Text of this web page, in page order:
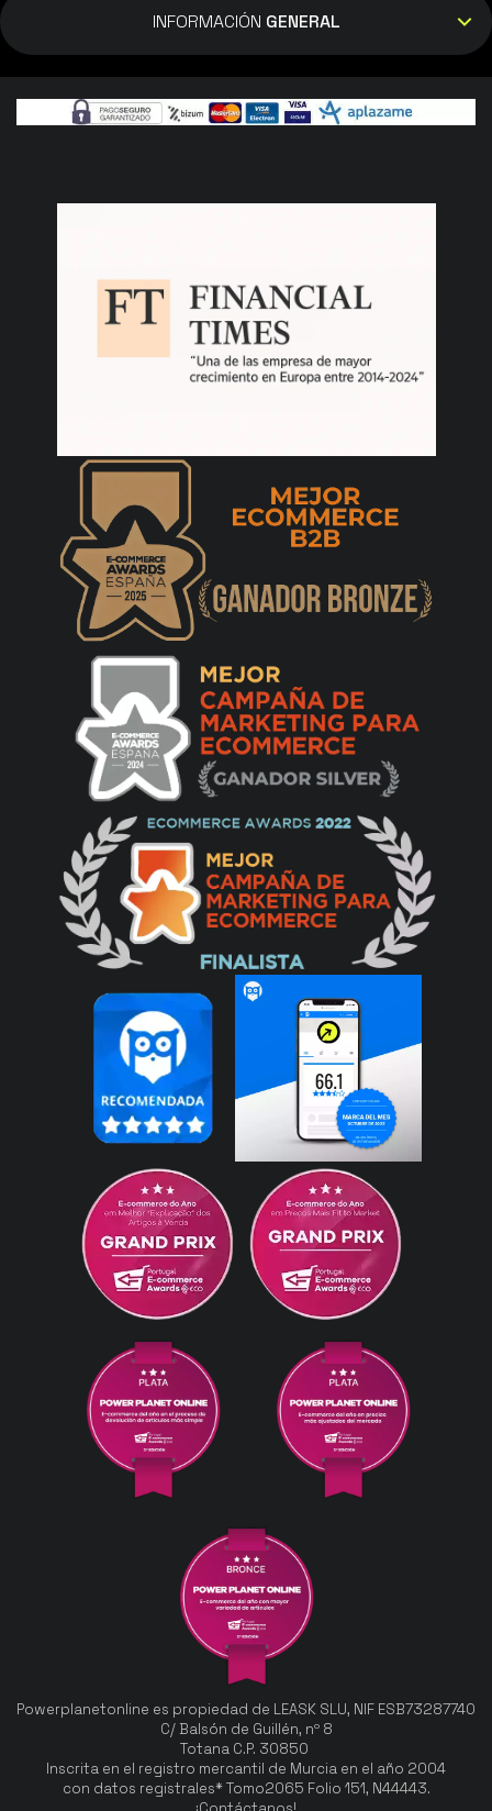
INFORMACIÓN GENERAL
Powerplanetonline es propiedad de LEASK SLU, NIF ESB73287740
C/ Balsón de Guillén, nº 8
Totana C.P. 30850
Inscrita en el registro mercantil de Murcia en el año 2004
con datos registrales* Tomo2065 Folio 151, N44443.